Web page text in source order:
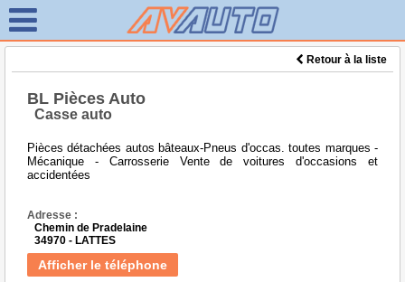
Retour à la liste
BL Pièces Auto
Casse auto
Pièces détachées autos bâteaux-Pneus d'occas. toutes marques -
Mécanique - Carrosserie Vente de voitures d'occasions et
accidentées
Adresse :
Chemin de Pradelaine
34970 - LATTES
Afficher le téléphone